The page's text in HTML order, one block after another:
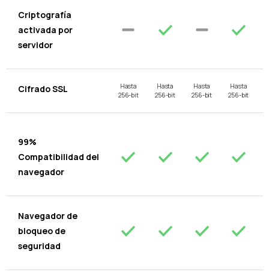
Criptografía
activada por
servidor
Cifrado SSL
Hasta
256-bit
Hasta
256-bit
Hasta
256-bit
Hasta
256-bit
99%
Compatibilidad del
navegador
Navegador de
bloqueo de
seguridad